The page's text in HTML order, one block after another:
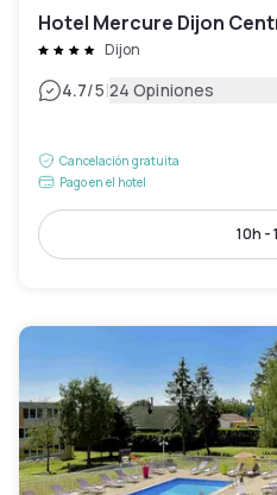
Hotel Mercure Dijon
Dijon
4.7/5|24 Opiniones
Cancelación gratuita
Pago en el hotel
10h -